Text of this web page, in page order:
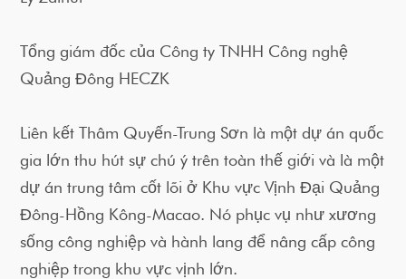
Tổng giám đốc của Công ty TNHH Công nghệ
Quảng Đông HECZK
Liên kết Thâm Quyến-Trung Sơn là một dự án quốc
gia lớn thu hút sự chú ý trên toàn thế giới và là một
dự án trung tâm cốt lõi ở Khu vực Vịnh Đại Quảng
Đông-Hồng Kông-Macao. Nó phục vụ như xương
sống công nghiệp và hành lang để nâng cấp công
nghiệp trong khu vực vịnh lớn.